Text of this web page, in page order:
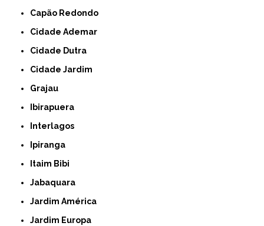
Capão Redondo
Cidade Ademar
Cidade Dutra
Cidade Jardim
Grajau
Ibirapuera
Interlagos
Ipiranga
Itaim Bibi
Jabaquara
Jardim América
Jardim Europa